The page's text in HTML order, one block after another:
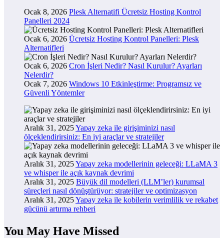
Ocak 8, 2026 Plesk Alternatifi Ücretsiz Hosting Kontrol
Panelleri 2024
Ocak 6, 2026 Ücretsiz Hosting Kontrol Panelleri: Plesk
Alternatifleri
Ocak 6, 2026 Cron İşleri Nedir? Nasıl Kurulur? Ayarları
Nelerdir?
Ocak 7, 2026 Windows 10 Etkinleştirme: Programsız ve
Güvenli Yöntemler
Aralık 31, 2025Yapay zeka ile girişiminizi nasıl
ölçeklendirirsiniz: En iyi araçlar ve stratejiler
Aralık 31, 2025Yapay zeka modellerinin geleceği: LLaMA 3
ve whisper ile açık kaynak devrimi
Aralık 31, 2025 Büyük dil modelleri (LLM’ler) kurumsal
süreçleri nasıl dönüştürüyor: stratejiler ve optimizasyon
Aralık 31, 2025Yapay zeka ile kobilerin verimlilik ve rekabet
gücünü artırma rehberi
You May Have Missed